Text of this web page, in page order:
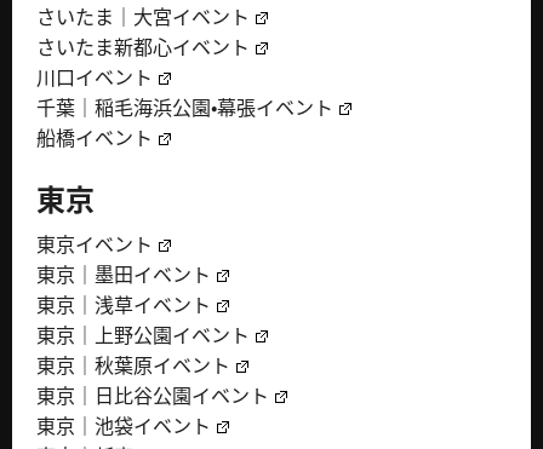
さいたま｜大宮イベント
さいたま新都心イベント
川口イベント
千葉｜稲毛海浜公園・幕張イベント
船橋イベント
東京
東京イベント
東京｜墨田イベント
東京｜浅草イベント
東京｜上野公園イベント
東京｜秋葉原イベント
東京｜日比谷公園イベント
東京｜池袋イベント